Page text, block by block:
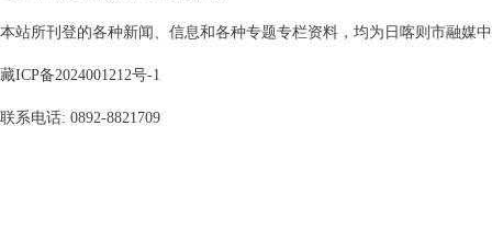
本站所刊登的各种新闻、信息和各种专题专栏资料，均为日喀则市融媒
藏ICP备2024001212号-1
联系电话: 0892-8821709